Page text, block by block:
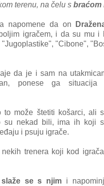
terenu, na čelu s braćom
napomene da on
igračem, i da su mu i
"Cibone",
da je i sam na
ponese ga situacija
to može štetiti košarci, ali
su nekad bili, ima ih koji
i psuju igrače.
trenera koji kod
se s njim i